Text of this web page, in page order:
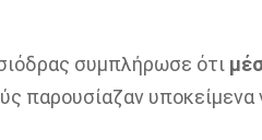
συμπλήρωσε ότι
παρουσίαζαν υποκείμενα